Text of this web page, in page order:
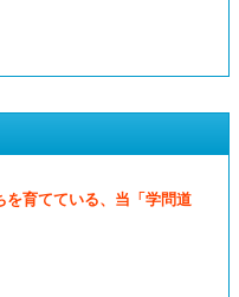
育てている、当「学問道